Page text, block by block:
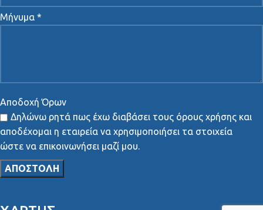
Μήνυμα *
Αποδοχή Όρων
Δηλώνω ρητά πως έχω διαβάσει τους όρους χρήσης και
αποδέχομαι η εταιρεία να χρησιμοποιήσει τα στοιχεία
ώστε να επικοινωνήσει μαζί μου.